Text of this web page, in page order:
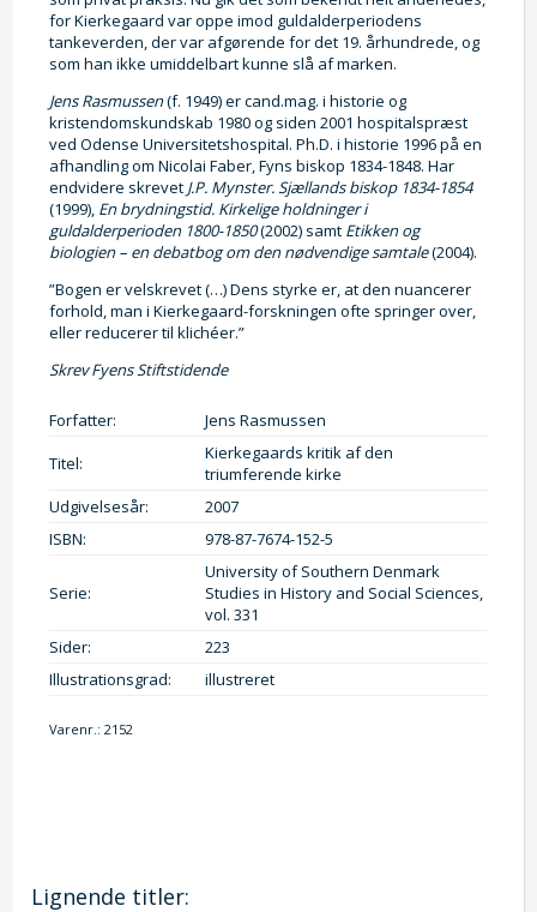
for Kierkegaard var oppe imod guldalderperiodens
tankeverden, der var afgørende for det 19. århundrede, og
som han ikke umiddelbart kunne slå af marken.
Jens Rasmussen(f. 1949) er cand.mag. i historie og
kristendomskundskab 1980 og siden 2001 hospitalspræst
ved Odense Universitetshospital. Ph.D. i historie 1996 på en
afhandling om Nicolai Faber, Fyns biskop 1834-1848. Har
endvidere skrevet J.P. Mynster. Sjællands biskop 1834-1854
(1999), En brydningstid. Kirkelige holdninger i
guldalderperioden 1800-1850(2002) samt Etikken og
biologien – en debatbog om den nødvendige samtale(2004).
”Bogen er velskrevet (…) Dens styrke er, at den nuancerer
forhold, man i Kierkegaard-forskningen ofte springer over,
eller reducerer til klichéer.”
Skrev Fyens Stiftstidende
Forfatter:
Jens Rasmussen
Titel:
Kierkegaards kritik af den
triumferende kirke
Udgivelsesår:
2007
ISBN:
978-87-7674-152-5
Serie:
University of Southern Denmark
Studies in History and Social Sciences,
vol. 331
Sider:
223
Illustrationsgrad:
illustreret
Varenr.:2152
Lignende titler: